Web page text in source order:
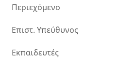
Περιεχόμενο
Επιστ. Υπεύθυνος
Εκπαιδευτές